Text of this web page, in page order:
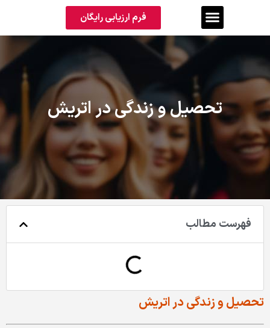
فرم ارزیابی رایگان
تحصیل و زندگی در اتریش
فهرست مطالب
تحصیل و زندگی در اتریش